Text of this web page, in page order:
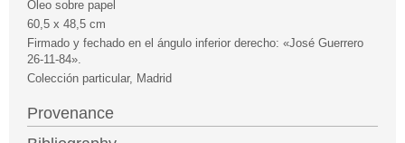
Óleo sobre papel
60,5 x 48,5 cm
Firmado y fechado en el ángulo inferior derecho: «José Guerrero
26-11-84».
Colección particular, Madrid
Provenance